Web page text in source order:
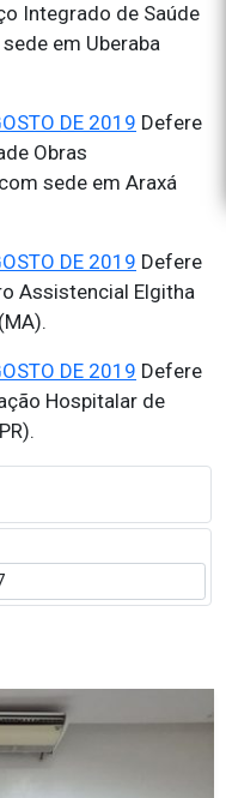
Integrado de Saúde
em Uberaba
DE 2019 Defere
Obras
sede em Araxá
DE 2019 Defere
Assistencial Elgitha
DE 2019 Defere
Hospitalar de